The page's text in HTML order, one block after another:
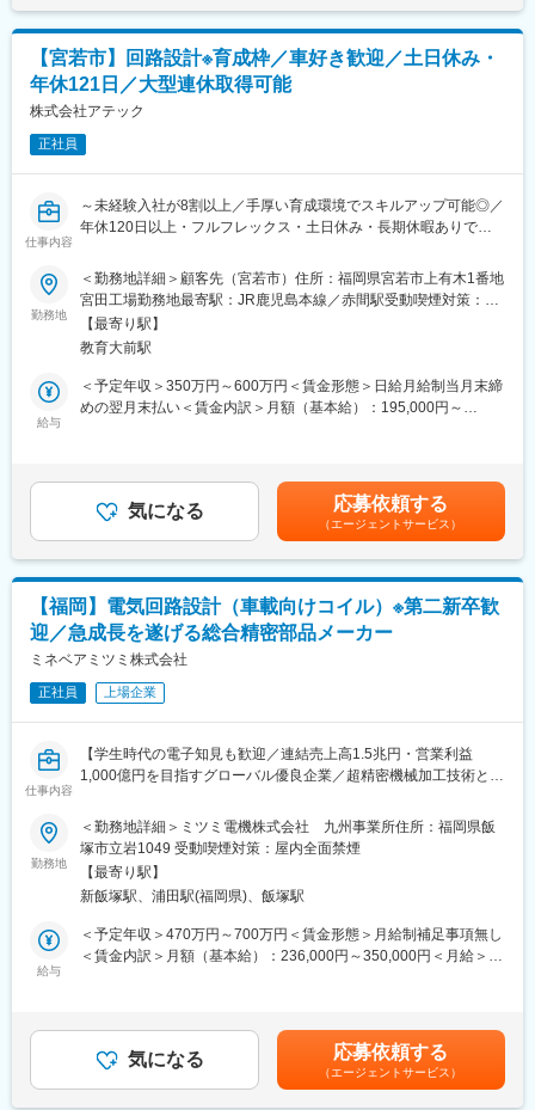
年生修了まで）など制度も充実。
・福利厚生面も充実：家族手当（家族構成により5千円～3.5万
円）や退職金制度など
・要求仕様から製品のシステム設計を行い、製品化できる方
・仕様書、報告書、実験計画、試験結果などをドキュメントにま
とめられる方
・各所との調整、折衝、取りまとめについて、主体的に進められ
る方
・Excel、Word、PowerPointと利用した資料作成ができる方
■当社の特徴：
当社は送電、配電、内線といった分野の「電設工具」、シェーバ
ー・ドライヤーなどの「家電」の二本柱として営業活動を展開し
■配属部署：
・課長含めて13名の組織です（※構造系のメンバーも含め）
・課長／男性3名（40代）、主任／男性3名（30～40代）、課員／
＜回路ソフト設計課＞
・課長40代・主任40代・30後半メンバー1名
長年培った企画・開発力でイメージ段階のアイデアでも打合せや
ヒアリングを通してお客様のご希望に応じた提案を行います。
また特許関連、構想設計から部品調達、組立、品質管理まで一貫
して自社で完結できる体制を整えております。
(2)OEM／ODM受託・開発実績
■理美容機器：
抗菌機能搭載電気シェーバー／電気シェーバー用自動洗浄器／電
動式バリカン／シミセンサー搭載美顔器／温冷機能搭載目元ケア
美顔器／マイナスイオンドライヤー 等
／オゾン除菌関連製品（オゾン発生モジュール）／次亜塩素酸水
生成器
【宮若市】回路設計※育成枠／車好き歓迎／土日休み・
年休121日／大型連休取得可能
株式会社アテック
正社員
仕事内容
～未経験入社が8割以上／手厚い育成環境でスキルアップ可能◎／
年休120日以上・フルフレックス・土日休み・長期休暇ありで働
■職務概要：
当社にて、電子部品の設計、家電関係の回路設計や評価、テスト
など、様々な業務を担当していただきます。
■職務詳細：
・自動車のエンジン、トランスミッションなど、制御関係電子部
・自動車のECU関係の回路評価、テスト
・家電関係の回路設計、評価、テスト
いのある仕事となっています。
■製品：
乗用車、トラック、バス、産業用ディーゼルエンジン、自動車用
変速機（AT、CVT）、次世代電池開発、HV車両、家電など
■就業環境：
・年休121日、土日休み（年3回の大型連休有）、フルフレックス
制度導入など、プライベートも大切にできる環境です。
・月平均残業も20時間程度です。
家族手当（配偶者：6,200円 子：9,000円～14,000円）がありま
す。
■教育体制：
の方でも一から教育していきます。経験がなければ分からなくて
当たり前ですので、遠慮せずに先輩や上司に頼ってください。
■当社の特徴：
◇手掛けている領域は、自動車分野が9割ほどを占めます。内容と
勤務地
＜勤務地詳細＞顧客先（宮若市）住所：福岡県宮若市上有木1番地
宮田工場勤務地最寄駅：JR鹿児島本線／赤間駅受動喫煙対策：屋
内全面禁煙変更の範囲：会社の定める事業所（リモートワーク含
む）
【最寄り駅】
教育大前駅
給与
＜予定年収＞350万円～600万円＜賃金形態＞日給月給制当月末締
めの翌月末払い＜賃金内訳＞月額（基本給）：195,000円～
ん。（残業代は別途全額支給）■昇給：1回／年(4月)■賞与：2回／
年(7月、12月) 過去実績4か月分■年収例：500万円（30歳）594
万円（33歳）740万円（41歳）賃金はあくまでも目安の金額であ
り、選考を通じて上下する可能性があります。月給(月額)は固定手
当を含めた表記です。
気になる 応募依頼する
（エージェントサービス）
【福岡】電気回路設計（車載向けコイル）※第二新卒歓
迎／急成長を遂げる総合精密部品メーカー
ミネベアミツミ株式会社
正社員 上場企業
仕事内容
【学生時代の電子知見も歓迎／連結売上高1.5兆円・営業利益
1,000億円を目指すグローバル優良企業／超精密機械加工技術とエ
◆職務内容：
・車載向けコイル、トランスの製品開発業務をお任せいたしま
す。
開発/設計・試作・評価・量産立ち上げまで、製品軸で一連の業務
に携わっていただきます。設計のご経験を積んでからは、自身で
製品企画し設計と幅広く対応できるので、裁量をもって仕事がで
◆組織構成：
管理職含めて9名が在籍しております。
勤務地
＜勤務地詳細＞ミツミ電機株式会社 九州事業所住所：福岡県飯
塚市立岩1049 受動喫煙対策：屋内全面禁煙
【最寄り駅】
新飯塚駅、浦田駅(福岡県)、飯塚駅
給与
＜予定年収＞470万円～700万円＜賃金形態＞月給制補足事項無し
＜賃金内訳＞月額（基本給）：236,000円～350,000円＜月給＞
回（6月、12月）賃金はあくまでも目安の金額であり、選考を通
じて上下する可能性があります。月給(月額)は固定手当を含めた表
記です。
気になる 応募依頼する
（エージェントサービス）